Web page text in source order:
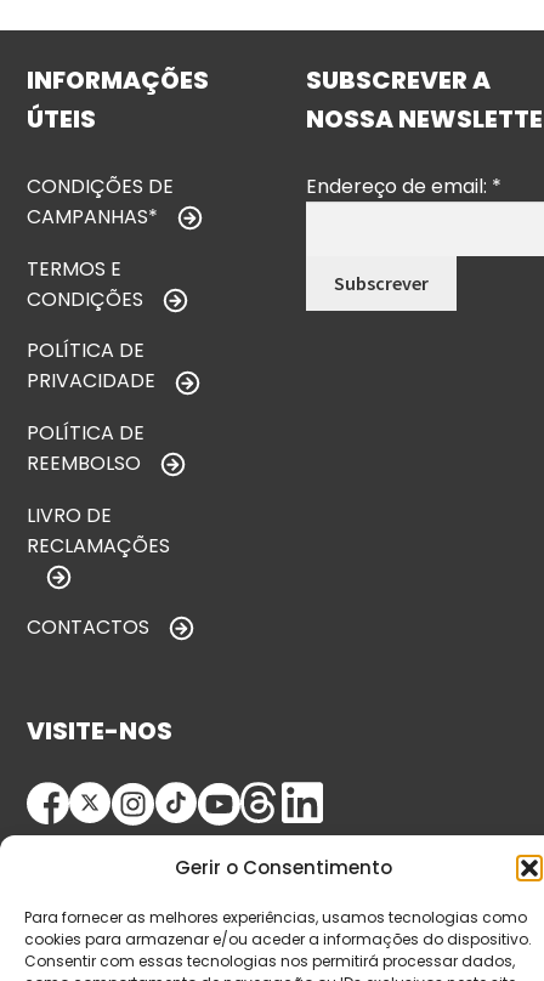
Gerir o Consentimento
Para fornecer as melhores experiências, usamos tecnologias como
cookies para armazenar e/ou aceder a informações do dispositivo.
Consentir com essas tecnologias nos permitirá processar dados,
INFORMAÇÕES
ÚTEIS
CONDIÇÕES DE
CAMPANHAS*
TERMOS E
CONDIÇÕES
POLÍTICA DE
PRIVACIDADE
POLÍTICA DE
REEMBOLSO
LIVRO DE
RECLAMAÇÕES
CONTACTOS
SUBSCREVER A
NOSSA
Endereço de email: *
VISITE-NOS
© Copyright 2026 Saída de Emergência. Todos os